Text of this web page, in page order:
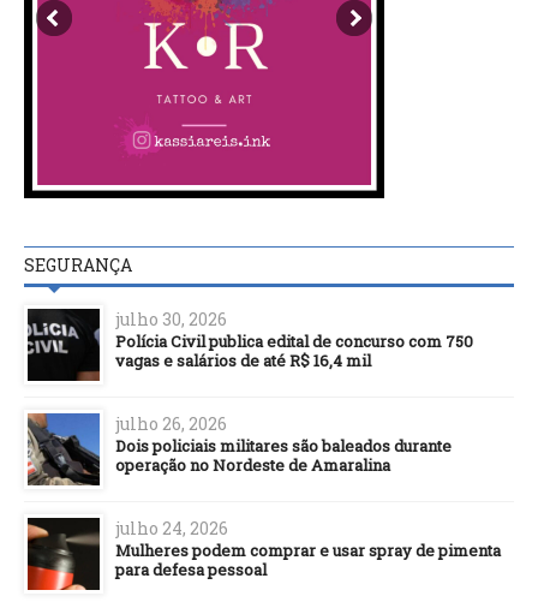
SEGURANÇA
julho 30, 2026
Polícia Civil publica edital de concurso com 750
vagas e salários de até R$ 16,4 mil
julho 26, 2026
Dois policiais militares são baleados durante
operação no Nordeste de Amaralina
julho 24, 2026
Mulheres podem comprar e usar spray de pimenta
para defesa pessoal